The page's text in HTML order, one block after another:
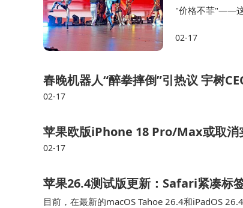
"价格不菲"——这
了接近1亿元的
02-17
春晚机器人“醉拳摔倒”引热议 宇树
02-17
苹果欧版iPhone 18 Pro/Max或取消
02-17
苹果26.4测试版更新：Safari紧凑标
目前，在最新的macOS Tahoe 26.4和iPadOS